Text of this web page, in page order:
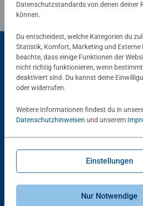
Beliebte Auswahl
Andere Kunden mögen
Sachen suchen, Sachen hören:
Babybücher & Pappbilderbücher
Mein
Datenschutzstandards von denen deiner
können.
Du entscheidest, welche Kategorien du
Statistik, Komfort, Marketing und Externe
beachte, dass einige Funktionen der
nicht richtig funktionieren, wenn
deaktiviert sind. Du kannst deine
oder widerrufen.
Weitere Informationen findest du in
Datenschutzhinweisen und unserem
Einstellungen
Nur Notwendige